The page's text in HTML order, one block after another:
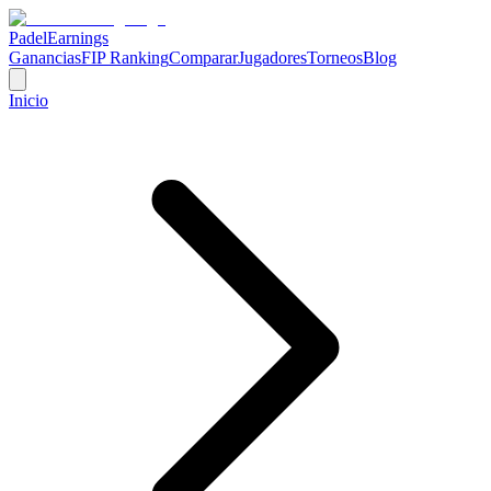
PadelEarnings
GananciasFIP RankingCompararJugadoresTorneosBlog
Inicio